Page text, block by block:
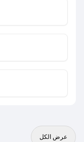
عرض الكل